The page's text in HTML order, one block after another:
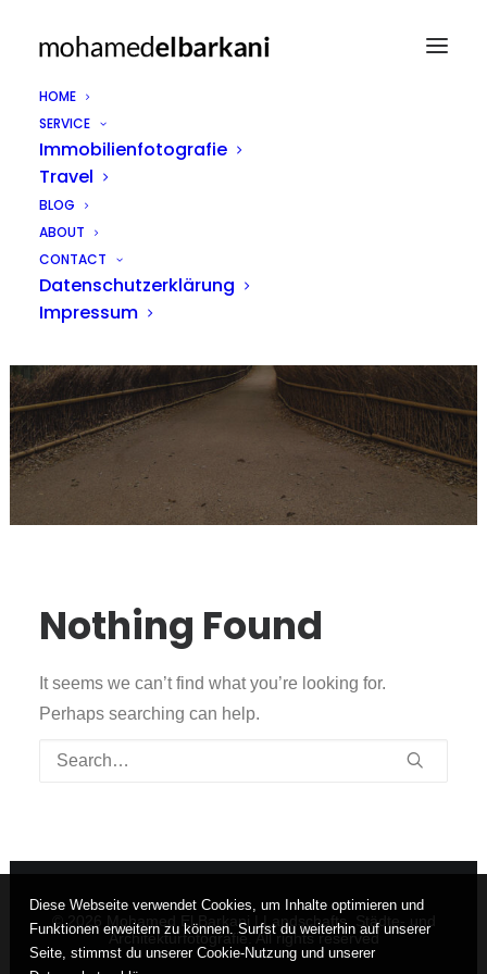
HOME
SERVICE
Immobilienfotografie
Travel
BLOG
ABOUT
CONTACT
Datenschutzerklärung
Impressum
Singapur
Nothing Found
It seems we can’t find what you’re looking for.
Perhaps searching can help.
© 2026 Mohamed El Barkani | Landschafts, Städte- und
Architekturfotografie. All rights reserved
Diese Webseite verwendet Cookies, um Inhalte optimieren und
Funktionen erweitern zu können. Surfst du weiterhin auf unserer
Seite, stimmst du unserer Cookie-Nutzung und unserer